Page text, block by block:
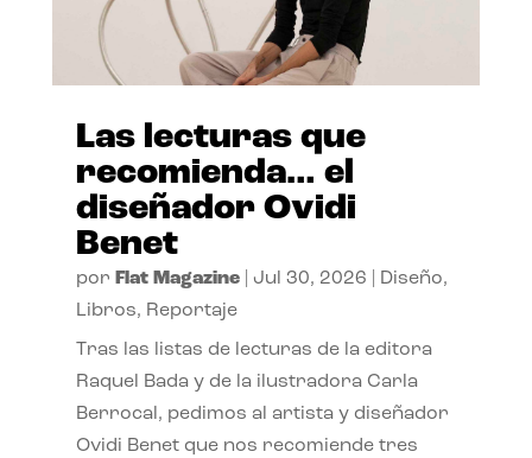
Las lecturas que
recomienda… el
diseñador Ovidi
Benet
por Flat Magazine| Jul 30, 2026 Diseño,
Libros, Reportaje
Tras las listas de lecturas de la editora
Raquel Bada y de la ilustradora Carla
Berrocal, pedimos al artista y diseñador
Ovidi Benet que nos recomiende tres